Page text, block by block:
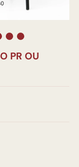
PR OU